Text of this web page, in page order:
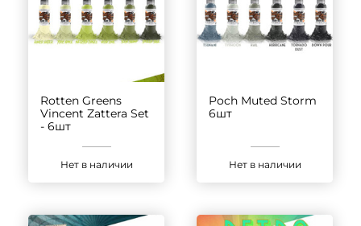
Rotten Greens
Vincent Zattera Set
- 6шт
Нет в наличии
Poch Muted Storm
6шт
Нет в наличии